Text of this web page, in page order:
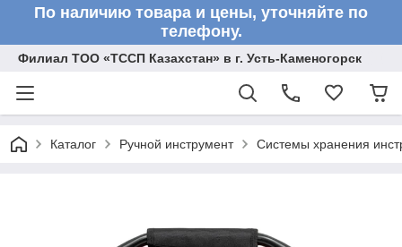
По наличию товара и цены, уточняйте по
телефону.
Филиал ТОО «ТССП Казахстан» в г. Усть-Каменогорск
Каталог Ручной инструмент Системы хранения